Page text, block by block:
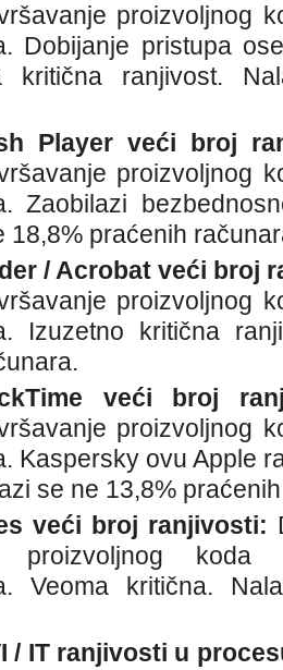
proizvoljnog
Dobijanje pristupa
kritična ranjivost.
Player veći broj
proizvoljnog
Zaobilazi
18,8% praćenih
/ Acrobat veći broj
proizvoljnog
Izuzetno kritična
veći broj
proizvoljnog
Kaspersky ovu Apple
se ne 13,8%
veći broj ranjivosti:
proizvoljnog
Veoma kritična.
/ IT ranjivosti u